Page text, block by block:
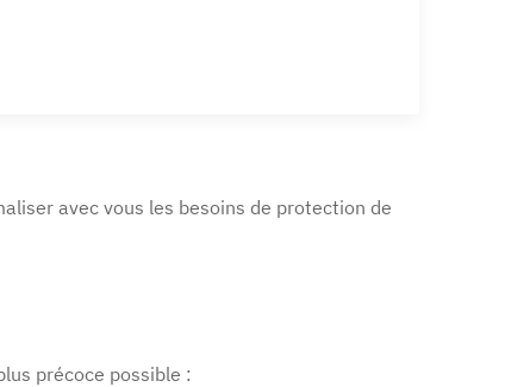
avec vous les besoins de protection de
précoce possible :